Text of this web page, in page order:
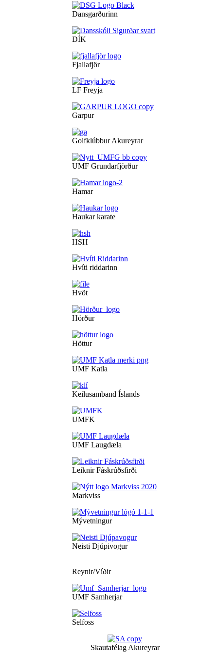
Dansgarðurinn
DÍK
Fjallafjör
LF Freyja
Garpur
Golfklúbbur Akureyrar
UMF Grundarfjörður
Hamar
Haukar karate
HSH
Hvíti riddarinn
Hvöt
Hörður
Höttur
UMF Katla
Keilusamband Íslands
UMFK
UMF Laugdæla
Leiknir Fáskrúðsfirði
Markviss
Mývetningur
Neisti Djúpivogur
Reynir/Víðir
UMF Samherjar
Selfoss
Skautafélag Akureyrar